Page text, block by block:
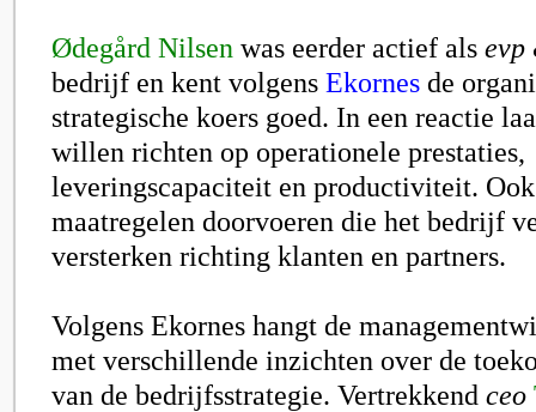
Ødegård Nilsen was eerder actief als evp
bedrijf en kent volgens Ekornes de
strategische koers goed. In een reactie
willen richten op operationele prestaties,
leveringscapaciteit en productiviteit.
maatregelen doorvoeren die het bedrijf
versterken richting klanten en partners.
Volgens Ekornes hangt de
met verschillende inzichten over de
van de bedrijfsstrategie. Vertrekkend ceo